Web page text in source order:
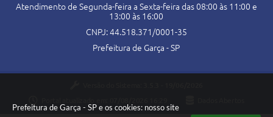
Prefeitura de Garça - SP e os cookies: nosso site
Atendimento de Segunda-feira a Sexta-feira das 08:00 às 11:00 e
13:00 às 16:00
CNPJ: 44.518.371/0001-35
Prefeitura de Garça - SP